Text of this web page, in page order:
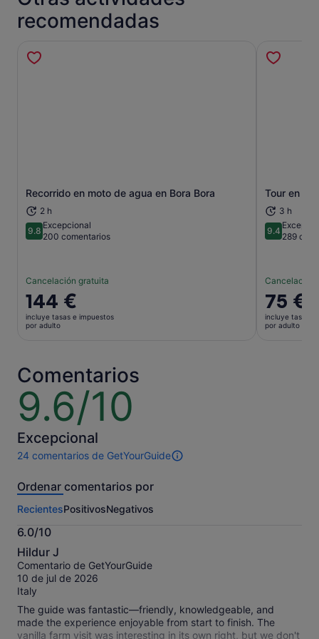
recomendadas
Recorrido en moto de agua en Bora Bora
2 h
9.89.8 sobre 10
Excepcional
200 comentarios
Cancelación gratuita
El
precio
es
por
adulto
144 €
incluye tasas e impuestos
por adulto
Se abre en una pestaña nueva
Tour en
3 h
9.49.4 sobre
289
Cancelación
El
precio
es
75 €
incluye tasas e
por adulto
Comentarios
9.6/10
9.6
sobre
10
Excepcional
24 comentarios de GetYourGuide
24 comentarios
esta
Más
información
sobre
nuestros
comentarios
contrastados.
Ordenar comentarios por
RecientesPositivosNegativos
6.0/10
6.0
sobre
10
Hildur J
Comentario de GetYourGuide
10 de jul de 2026
Italy
The guide was fantastic—friendly, knowledgeable, and
made the experience enjoyable from start to finish. The
vanilla farm visit was interesting in its own right, but we don't